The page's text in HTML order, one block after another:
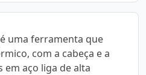
uma ferramenta que
com a cabeça e a
em aço liga de alta